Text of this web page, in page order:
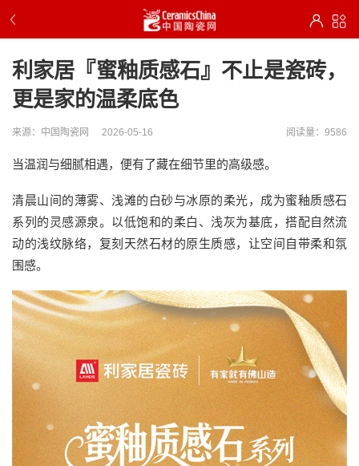
利家居『蜜釉质感石』不止是瓷砖，
更是家的温柔底色
来源：中国陶瓷网 2026-05-16 阅读量：9586
当温润与细腻相遇，便有了藏在细节里的高级感。
清晨山间的薄雾、浅滩的白砂与冰原的柔光，成为蜜釉质感石
系列的灵感源泉。以低饱和的柔白、浅灰为基底，搭配自然流
动的浅纹脉络，复刻天然石材的原生质感，让空间自带柔和氛
围感。